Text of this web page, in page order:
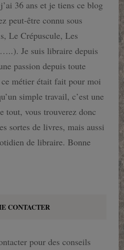
36 ans et je tiens ce blog
peut-être connu sous
Le Crépuscule, Les
Je suis libraire depuis
passion depuis toute
métier était fait pour moi
simple travail, c’est une
tout, vous trouverez donc
sortes de livres, mais aussi
de libraire. Bonne
CONTACTER
pour des conseils